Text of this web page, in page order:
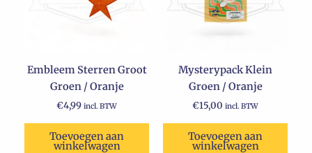
Embleem Sterren Groot
Groen / Oranje
€4,99 incl. BTW
Toevoegen aan
winkelwagen
Mysterypack Klein
Groen / Oranje
€15,00 incl. BTW
Toevoegen aan
winkelwagen